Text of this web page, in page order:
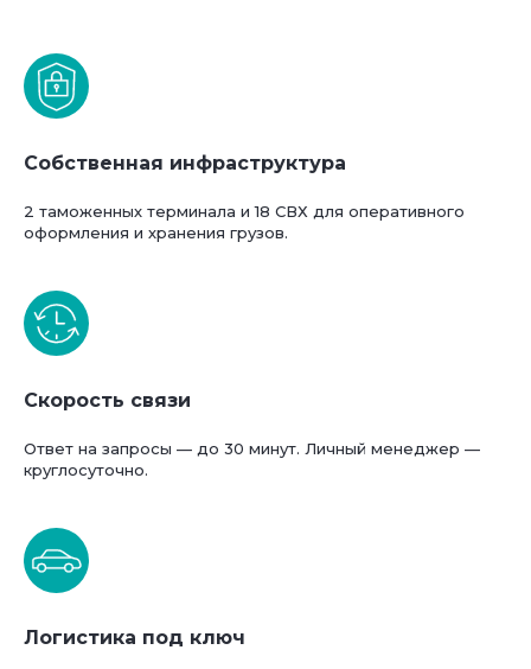
Собственная инфраструктура
2 таможенных терминала и 18 СВХ для оперативного
оформления и хранения грузов.
Скорость связи
Ответ на запросы — до 30 минут. Личный менеджер —
круглосуточно.
Логистика под ключ